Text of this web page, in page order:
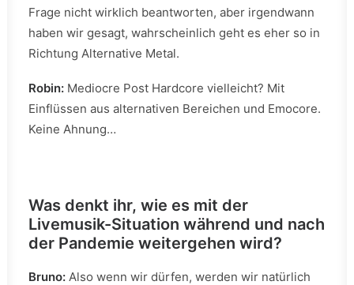
Frage nicht wirklich beantworten, aber irgendwann
haben wir gesagt, wahrscheinlich geht es eher so in
Richtung Alternative Metal.
Robin: Mediocre Post Hardcore vielleicht? Mit
Einflüssen aus alternativen Bereichen und Emocore.
Keine Ahnung…
Was denkt ihr, wie es mit der
Livemusik-Situation während und nach
der Pandemie weitergehen wird?
Bruno: Also wenn wir dürfen, werden wir natürlich